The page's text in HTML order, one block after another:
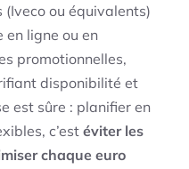
ou équivalents)
ligne ou en
promotionnelles,
disponibilité et
est sûre : planifier en
c’est éviter les
chaque euro